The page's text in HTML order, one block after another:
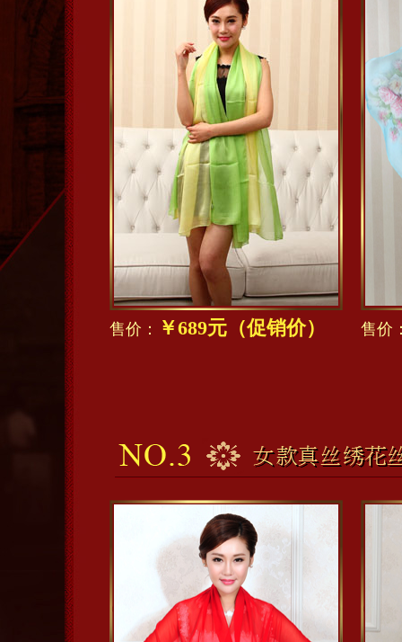
售价： ￥689元（促销价） 售价